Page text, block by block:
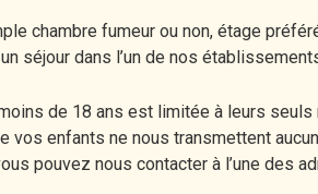
chambre fumeur ou non, étage
séjour dans l’un de nos
de 18 ans est limitée à leurs
vos enfants ne nous transmettent
pouvez nous contacter à l’une